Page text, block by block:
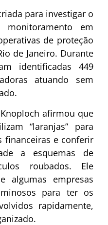
para investigar o
em
de proteção
de Janeiro. Durante
identificadas 449
atuando sem
afirmou que
“laranjas” para
financeiras e conferir
a esquemas de
roubados. Ele
algumas empresas
para ter os
rapidamente,